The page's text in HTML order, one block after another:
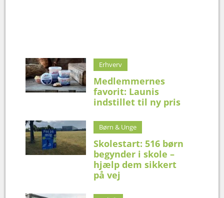
Erhverv
Medlemmernes
favorit: Launis
indstillet til ny pris
Børn & Unge
Skolestart: 516 børn
begynder i skole –
hjælp dem sikkert
på vej